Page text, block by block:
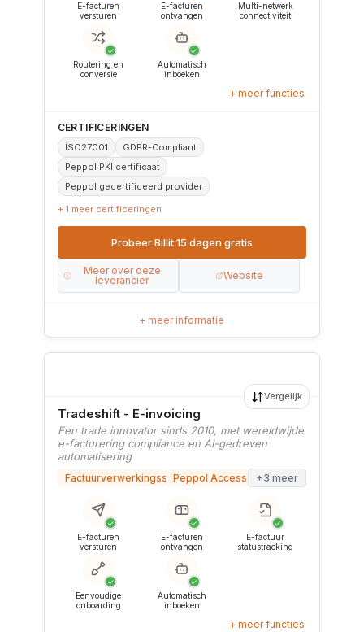
E-facturen
versturen
E-facturen
ontvangen
Multi-netwerk
connectiviteit
✓
Routering en
conversie
✓
Automatisch
inboeken
+ meer functies
CERTIFICERINGEN
ISO27001
GDPR-Compliant
Peppol PKI certificaat
Peppol gecertificeerd provider
+ 1 meer certificeringen
Probeer Billit 15 dagen gratis
Meer over deze
leverancier
Website
+ meer informatie
Tradeshift - E-invoicing
Een trade innovator sinds 2010, met wereldwijde
e-facturering compliance en AI-gedreven
automatisering
FactuurverwerkingssoftwarePeppol Access Point+3 meer
✓
E-facturen
versturen
✓
E-facturen
ontvangen
✓
E-factuur
statustracking
✓
Eenvoudige
onboarding
✓
Automatisch
inboeken
+ meer functies
Vergelijk